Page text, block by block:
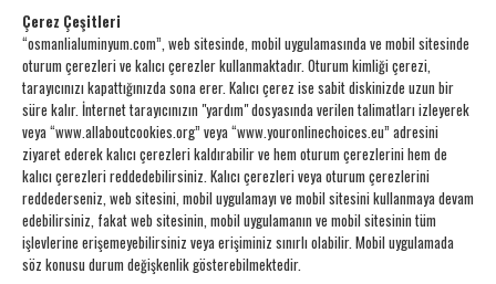
Çerez Çeşitleri
“osmanlialuminyum.com”, web sitesinde, mobil uygulamasında ve mobil sitesinde
oturum çerezleri ve kalıcı çerezler kullanmaktadır. Oturum kimliği çerezi,
tarayıcınızı kapattığınızda sona erer. Kalıcı çerez ise sabit diskinizde uzun bir
süre kalır. İnternet tarayıcınızın "yardım" dosyasında verilen talimatları izleyerek
veya “www.allaboutcookies.org” veya “www.youronlinechoices.eu” adresini
ziyaret ederek kalıcı çerezleri kaldırabilir ve hem oturum çerezlerini hem de
kalıcı çerezleri reddedebilirsiniz. Kalıcı çerezleri veya oturum çerezlerini
reddederseniz, web sitesini, mobil uygulamayı ve mobil sitesini kullanmaya devam
edebilirsiniz, fakat web sitesinin, mobil uygulamanın ve mobil sitesinin tüm
işlevlerine erişemeyebilirsiniz veya erişiminiz sınırlı olabilir. Mobil uygulamada
söz konusu durum değişkenlik gösterebilmektedir.